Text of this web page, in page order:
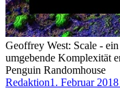
Geoffrey West: Scale -
umgebende Komplexität
Penguin Randomhouse
Redaktion1. Februar 2018